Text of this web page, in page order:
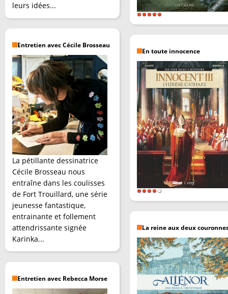
leurs idées...
Entretien avec Cécile Brosseau
La pétillante dessinatrice
Cécile Brosseau nous
entraîne dans les coulisses
de Fort Trouillard, une série
jeunesse fantastique,
entrainante et follement
attendrissante signée
Karinka...
Entretien avec Rebecca Morse
En toute innocence
La reine aux deux